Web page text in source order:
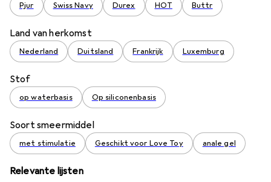
Pjur Swiss Navy Durex HOT Buttr
Land van herkomst
Nederland Duitsland Frankrijk Luxemburg
Stof
op waterbasis Op siliconenbasis
Soort smeermiddel
met stimulatie Geschikt voor Love Toy anale gel
Relevante lijsten